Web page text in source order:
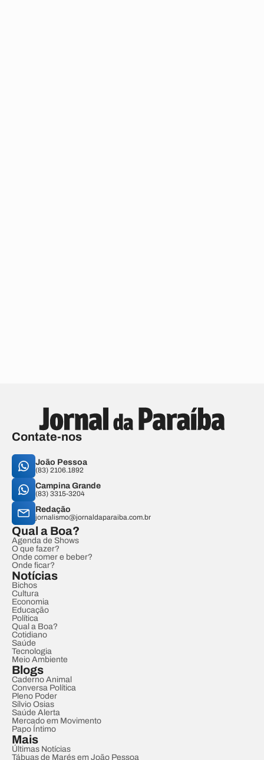
Contate-nos
João Pessoa
(83) 2106.1892
Campina Grande
(83) 3315-3204
Redação
jornalismo@jornaldaparaiba.com.br
Qual a Boa?
Agenda de Shows
O que fazer?
Onde comer e beber?
Onde ficar?
Notícias
Bichos
Cultura
Economia
Educação
Política
Qual a Boa?
Cotidiano
Saúde
Tecnologia
Meio Ambiente
Blogs
Caderno Animal
Conversa Política
Pleno Poder
Sílvio Osias
Saúde Alerta
Mercado em Movimento
Papo Íntimo
Mais
Últimas Notícias
Tábuas de Marés em João Pessoa